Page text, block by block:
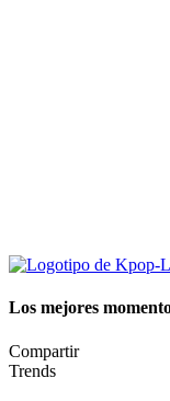
Los mejores
Compartir
Trends